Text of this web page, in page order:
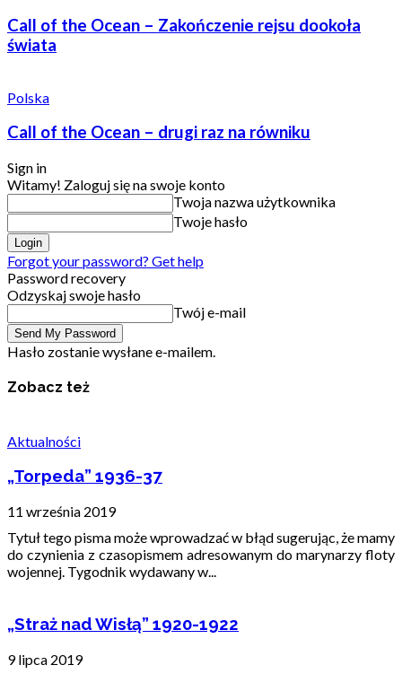
Call of the Ocean – Zakończenie rejsu dookoła
świata
Polska
Call of the Ocean – drugi raz na równiku
Sign in
Witamy! Zaloguj się na swoje konto
Twoja nazwa użytkownika
Twoje hasło
Forgot your password? Get help
Password recovery
Odzyskaj swoje hasło
Twój e-mail
Hasło zostanie wysłane e-mailem.
Zobacz też
Aktualności
„Torpeda” 1936-37
11 września 2019
Tytuł tego pisma może wprowadzać w błąd sugerując, że mamy
do czynienia z czasopismem adresowanym do marynarzy floty
wojennej. Tygodnik wydawany w...
„Straż nad Wisłą” 1920-1922
9 lipca 2019